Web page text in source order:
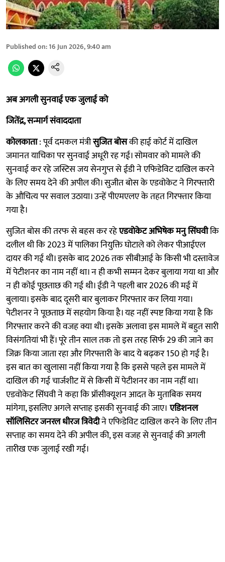
Published on:16 Jun 2026, 9:40 am
अब अगली सुनवाई एक जुलाई को
जितेंद्र, सन्मार्ग संवाददाता
कोलकाता: पूर्व दमकल मंत्रीसुजित बोसकी हाई कोर्ट में दाखिल
जमानत याचिका पर सुनवाई अधूरी रह गई। सोमवार को मामले की
सुनवाई कर रहे जस्टिस जय सेनगुप्त से ईडी ने एफिडेविट दाखिल करने
के लिए समय देने की अपील की। सुजीत बोस के एडवोकेट ने गिरफ्तारी
के औचित्य पर सवाल उठाया। उन्हें पीएमएलए के तहत गिरफ्तार किया
गया है।
सुजित बोस की तरफ से बहस कर रहेएडवोकेट अभिषेक मनु सिंघवीकि
दलील थी कि 2023 में पालिका नियुक्ति घोटाले को लेकर पीआईएल
दायर की गई थी। इसके बाद 2026 तक सीबीआई के किसी भी दस्तावेज
में पेटीशनर का नाम नहीं था। न ही कभी सम्मन देकर बुलाया गया था और
न ही कोई पूछताछ की गई थी। ईडी ने पहली बार 2026 की मई में
बुलाया। इसके बाद दूसरी बार बुलाकर गिरफ्तार कर लिया गया।
पेटीशनर ने पूछताछ में सहयोग किया है। यह नहीं स्पष्ट किया गया है कि
गिरफ्तार करने की वजह क्या थी। इसके अलावा इस मामले में बहुत सारी
विसंगतियां भी हैं। पूरे तीन साल तक तो इस तरह सिर्फ 29 की जाने का
जिक्र किया जाता रहा और गिरफ्तारी के बाद ये बढ़कर 150 हो गई है।
इस बात का खुलासा नहीं किया गया है कि इससे पहले इस मामले में
दाखिल की गई चार्जशीट में से किसी में पेटीशनर का नाम नहीं था।
एडवोकेट सिंघवी ने कहा कि प्रॉसीक्यूशन आदत के मुताबिक समय
मांगेगा, इसलिए अगले सप्ताह इसकी सुनवाई की जाए।एडिशनल
सॉलिसिटर जनरल धीरज त्रिवेदीने एफिडेविट दाखिल करने के लिए तीन
सप्ताह का समय देने की अपील की, इस वजह से सुनवाई की अगली
तारीख एक जुलाई रखी गई।